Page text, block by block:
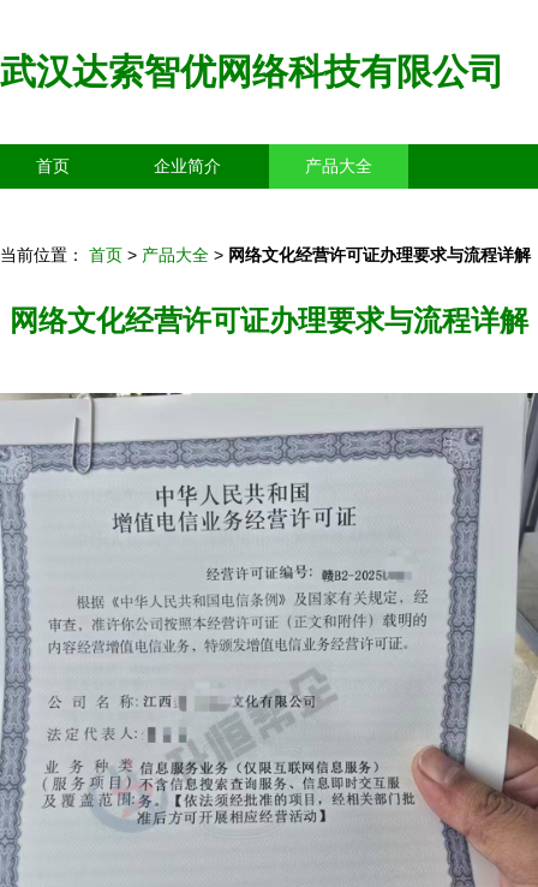
武汉达索智优网络科技有限公司
首页 企业简介 产品大全
当前位置： 首页 > 产品大全 > 网络文化经营许可证办理要求与流程详解
网络文化经营许可证办理要求与流程详解